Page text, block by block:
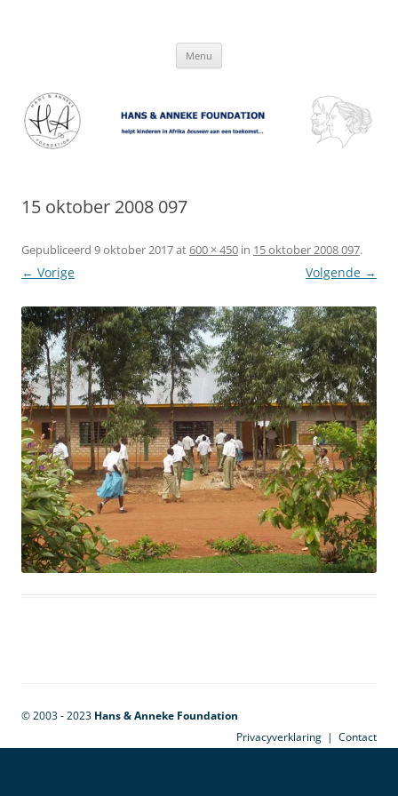
Menu
15 oktober 2008 097
Gepubliceerd 9 oktober 2017at600 × 450 in 15 oktober 2008 097.
← Vorige Volgende →
© 2003 - 2023 Hans & Anneke Foundation
Privacyverklaring | Contact